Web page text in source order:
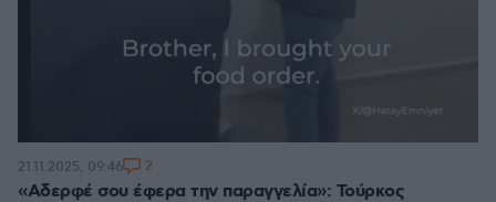
«Αδερφέ σου έφερα την παραγγελία»: Τούρκος
21.11.2025, 09:46 2